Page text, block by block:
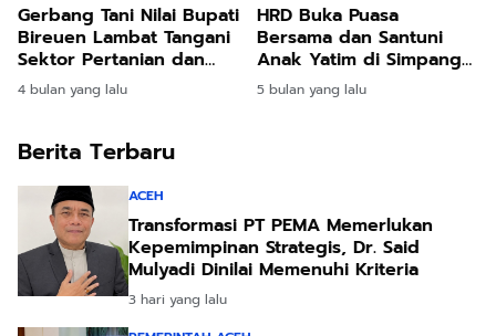
Gerbang Tani Nilai Bupati
Bireuen Lambat Tangani
Sektor Pertanian dan
Perikanan
4 bulan yang lalu
HRD Buka Puasa
Bersama dan Santuni
Anak Yatim di Simpang
Mamplam
5 bulan yang lalu
Berita Terbaru
ACEH
Transformasi PT PEMA Memerlukan
Kepemimpinan Strategis, Dr. Said
Mulyadi Dinilai Memenuhi Kriteria
3 hari yang lalu